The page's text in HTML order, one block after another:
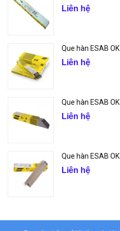
Liên hệ
Que hàn ESAB
Liên hệ
Que hàn ESAB OK
Liên hệ
Que hàn ESAB OK
Liên hệ